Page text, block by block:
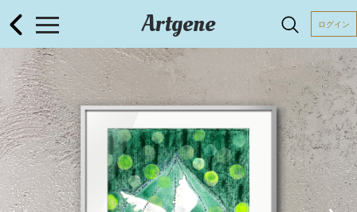
Artgene ログイン